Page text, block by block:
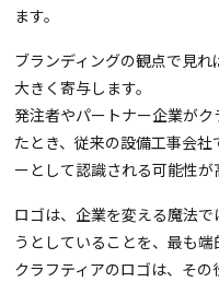
ます。
ブランディングの観点で見
大きく寄与します。
発注者やパートナー企業が
たとき、従来の設備工事会
ーとして認識される可能性が
ロゴは、企業を変える魔法
うとしていることを、最も端
クラフティアのロゴは、そ